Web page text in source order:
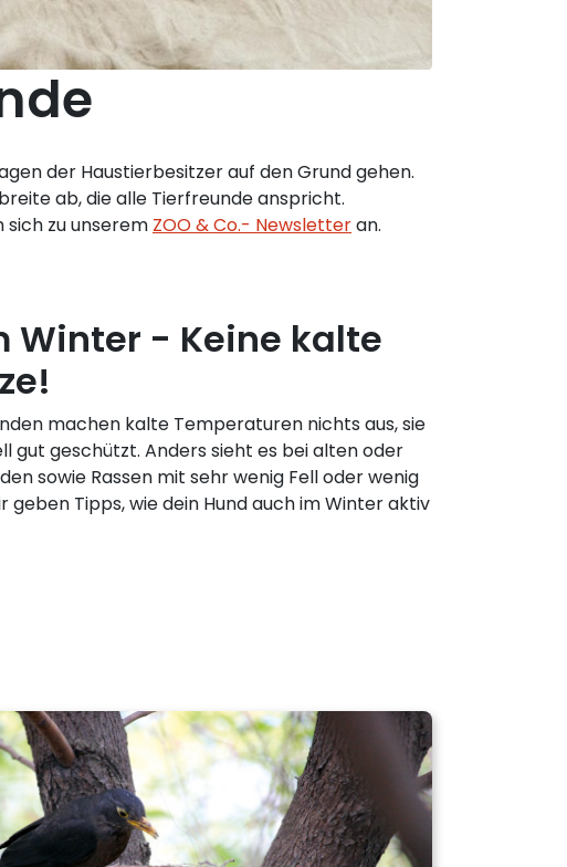
der Haustierbesitzer auf den Grund gehen.
ab, die alle Tierfreunde anspricht.
zu unserem ZOO & Co.- Newsletteran.
Winter - Keine kalte
machen kalte Temperaturen nichts aus, sie
gut geschützt. Anders sieht es bei alten oder
sowie Rassen mit sehr wenig Fell oder wenig
geben Tipps, wie dein Hund auch im Winter aktiv